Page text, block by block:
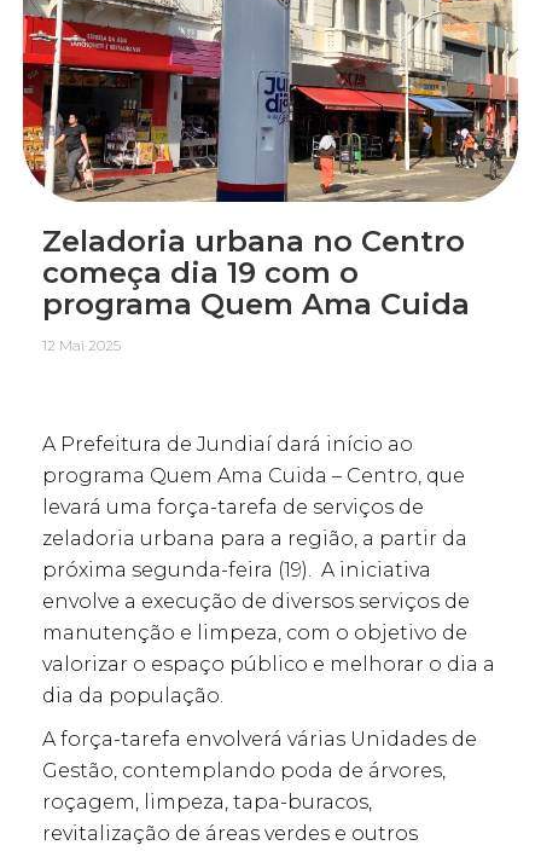
Zeladoria urbana no Centro
começa dia 19 com o
programa Quem Ama Cuida
12 Mai 2025
A Prefeitura de Jundiaí dará início ao
programa Quem Ama Cuida – Centro, que
levará uma força-tarefa de serviços de
zeladoria urbana para a região, a partir da
próxima segunda-feira (19). A iniciativa
envolve a execução de diversos serviços de
manutenção e limpeza, com o objetivo de
valorizar o espaço público e melhorar o dia a
dia da população.
A força-tarefa envolverá várias Unidades de
Gestão, contemplando poda de árvores,
roçagem, limpeza, tapa-buracos,
revitalização de áreas verdes e outros